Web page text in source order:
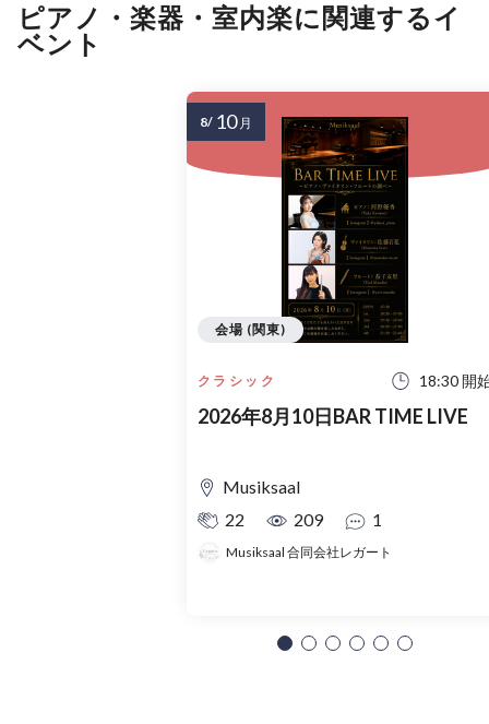
ピアノ・楽器・室内楽に関連するイ
ベント
クラシック 18:30 開
2026年8月10日BAR TIME LIVE
Musiksaal
22
209 1
Musiksaal 合同会社レガート
会場 (関東)
8/ 10 月